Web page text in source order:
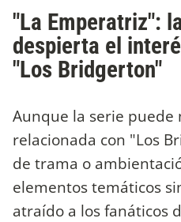
"La Emperatriz":
despierta el
"Los Bridgerton"
Aunque la serie
relacionada con "Los
de trama o
elementos temáticos
atraído a los fanáticos